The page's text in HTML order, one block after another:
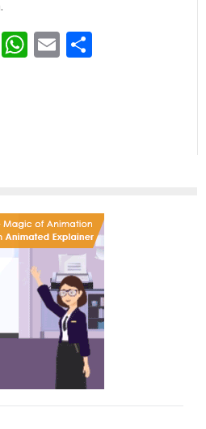
LinkedIn
WhatsApp
Email